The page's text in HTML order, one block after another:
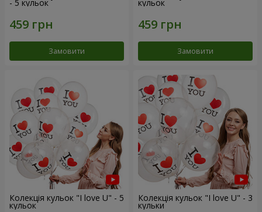
- 5 кульок
Замовити
кульок
Замовити
Колекція кульок "I love U" - 5
кульок
Колекція кульок "I love U" - 3
кульки